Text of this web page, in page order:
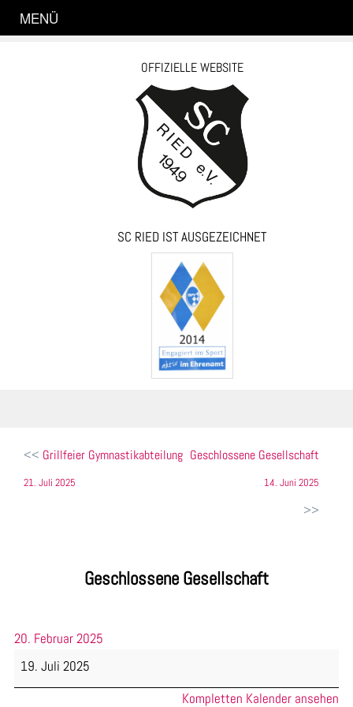
OFFIZIELLE WEBSITE
SC RIED IST AUSGEZEICHNET
MENÜ
Beitragsnavigation Geschlossene Gesellschaft
14. Juni 2025
Grillfeier Gymnastikabteilung
21. Juli 2025
Geschlossene Gesellschaft
20. Februar 2025
Geschlossene
19. Juli 2025
Kompletten Kalender ansehen